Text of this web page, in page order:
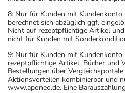
8: Nur für Kunden mit
berechnet sich abzüglich ggf.
Nicht auf rezeptpflichtige Artikel
nicht für Kunden mit
9: Nur für Kunden mit Kundenkonto
rezeptpflichtige Artikel, Bücher und
Bestellungen über
Aktionsvorteilen kombinierbar und
www.aponeo.de. Eine